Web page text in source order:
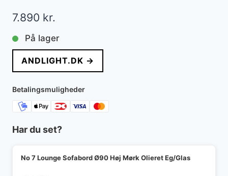
7.890 kr.
På lager
ANDLIGHT.DK →
Betalingsmuligheder
Har du set?
No 7 Lounge Sofabord Ø90 Høj Mørk Olieret Eg/Glas